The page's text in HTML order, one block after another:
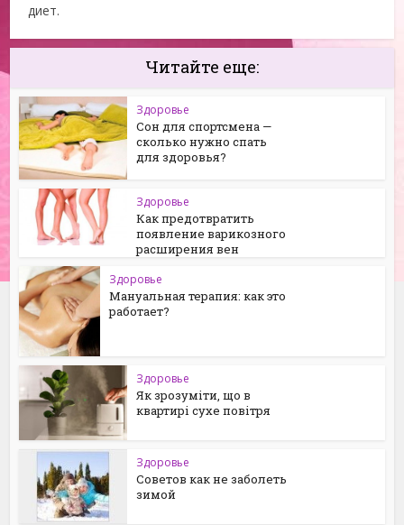
диет.
Читайте еще:
Здоровье
Сон для спортсмена —
сколько нужно спать
для здоровья?
Здоровье
Как предотвратить
появление варикозного
расширения вен
Здоровье
Мануальная терапия: как это
работает?
Здоровье
Як зрозуміти, що в
квартирі сухе повітря
Здоровье
Советов как не заболеть
зимой